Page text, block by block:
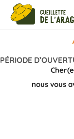
PÉRIODE
nous vous
Panneau de gestion